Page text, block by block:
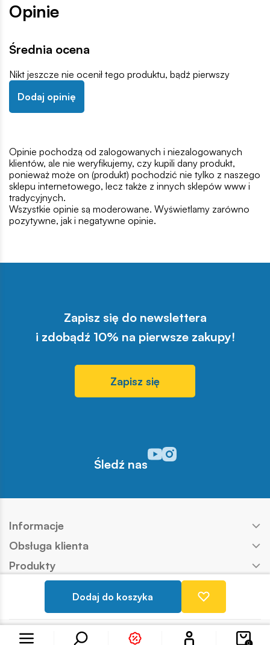
Konto 0
Dodaj do koszyka
Opinie
Średnia ocena
Nikt jeszcze nie ocenił tego produktu, bądź pierwszy
Dodaj opinię
Opinie pochodzą od zalogowanych i niezalogowanych
klientów, ale nie weryfikujemy, czy kupili dany produkt,
ponieważ może on (produkt) pochodzić nie tylko z naszego
sklepu internetowego, lecz także z innych sklepów www i
tradycyjnych.
Wszystkie opinie są moderowane. Wyświetlamy zarówno
pozytywne, jak i negatywne opinie.
Zapisz się do newslettera
i zdobądź 10% na pierwsze zakupy!
Zapisz się
Śledź nas
Odwiedź nasz profil w
Odwiedź nasz profil w
Informacje
Obsługa klienta
Produkty
Kontakt
Copyright © COBI SA Realizacja: Ideo